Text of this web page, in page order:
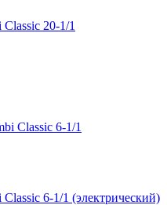
20-1/1
6-1/1 (электрический)